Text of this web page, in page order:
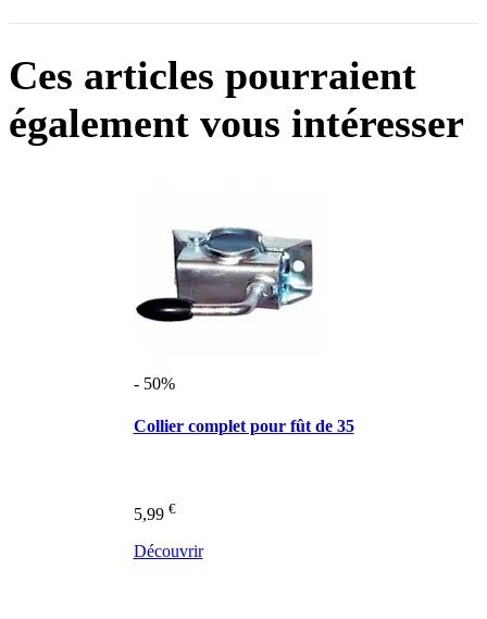
Ces articles pourraient
également vous intéresser
- 50%
Collier complet pour fût de 35
5,99 €
Découvrir